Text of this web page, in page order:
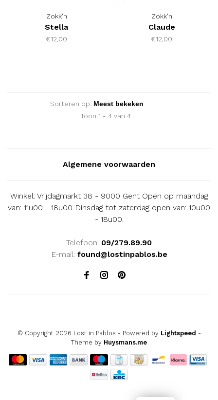
Zokk'n
Stella
€12,00
Zokk'n
Claude
€12,00
Sorteren op:
Toon 1 - 4 van 4
Algemene voorwaarden
Winkel: Vrijdagmarkt 38 - 9000 Gent Open op maandag
van: 11u00 - 18u00 Dinsdag tot zaterdag open van: 10u00
- 18u00.
Telefoon: 09/279.89.90
E-mail: found@lostinpablos.be
© Copyright 2026 Lost in Pablos - Powered by Lightspeed -
Theme by Huysmans.me